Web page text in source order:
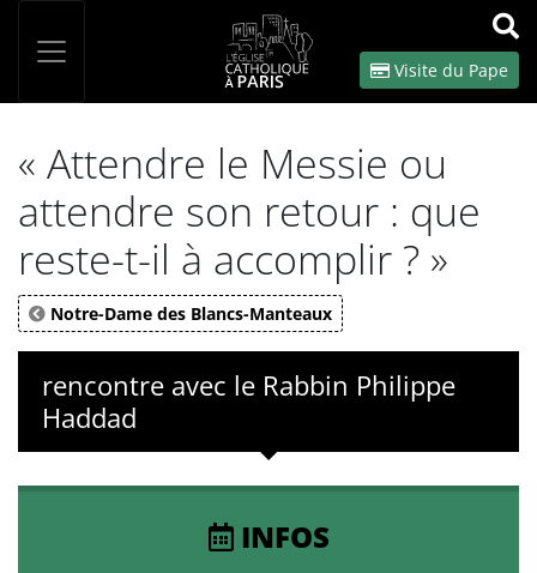
OK
Visite du Pape
« Attendre le Messie ou
attendre son retour : que
reste-t-il à accomplir ? »
Notre-Dame des Blancs-Manteaux
rencontre avec le Rabbin Philippe
Haddad
INFOS
Panneau de gestion des cookies